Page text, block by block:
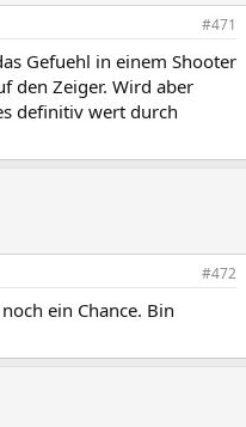
#471
Gefuehl in einem Shooter
den Zeiger. Wird aber
definitiv wert durch
#472
ein Chance. Bin